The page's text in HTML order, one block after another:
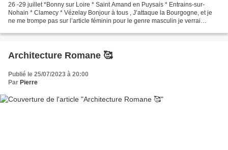
26 -29 juillet *Bonny sur Loire * Saint Amand en Puysais * Entrains-sur-
Nohain * Clamecy * Vézelay Bonjour à tous , J’attaque la Bourgogne, et je
ne me trompe pas sur l’article féminin pour le genre masculin je verrai
Architecture Romane 🥰
Publié le 25/07/2023 à 20:00
Par Pierre